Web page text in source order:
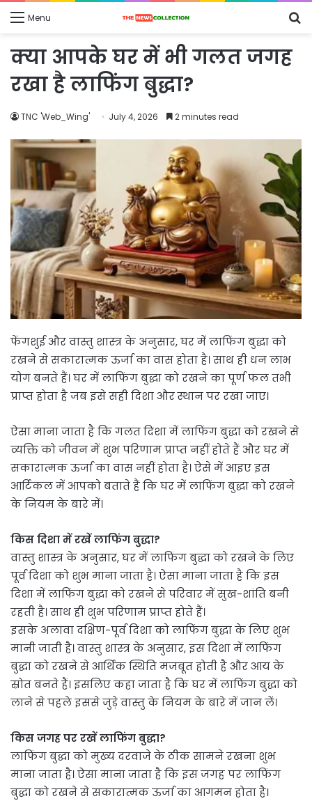
Menu
क्या आपके घर में भी गलत जगह
रखा है लाफिंग बुद्धा?
TNC 'Web_Wing' July 4, 2026 2 minutes read
फेंगशुई और वास्तु शास्त्र के अनुसार, घर में लाफिंग बुद्धा को
रखने से सकारात्मक ऊर्जा का वास होता है। साथ ही धन लाभ
योग बनते हैं। घर में लाफिंग बुद्धा को रखने का पूर्ण फल तभी
प्राप्त होता है जब इसे सही दिशा और स्थान पर रखा जाए।
ऐसा माना जाता है कि गलत दिशा में लाफिंग बुद्धा को रखने से
व्यक्ति को जीवन में शुभ परिणाम प्राप्त नहीं होते हैं और घर में
सकारात्मक ऊर्जा का वास नहीं होता है। ऐसे में आइए इस
आर्टिकल में आपको बताते हैं कि घर में लाफिंग बुद्धा को रखने
के नियम के बारे में।
किस दिशा में रखें लाफिंग बुद्धा?
वास्तु शास्त्र के अनुसार, घर में लाफिंग बुद्धा को रखने के लिए
पूर्व दिशा को शुभ माना जाता है। ऐसा माना जाता है कि इस
दिशा में लाफिंग बुद्धा को रखने से परिवार में सुख-शांति बनी
रहती है। साथ ही शुभ परिणाम प्राप्त होते हैं।
इसके अलावा दक्षिण-पूर्व दिशा को लाफिंग बुद्धा के लिए शुभ
मानी जाती है। वास्तु शास्त्र के अनुसार, इस दिशा में लाफिंग
बुद्धा को रखने से आर्थिक स्थिति मजबूत होती है और आय के
स्रोत बनते हैं। इसलिए कहा जाता है कि घर में लाफिंग बुद्धा को
लाने से पहले इससे जुड़े वास्तु के नियम के बारे में जान लें।
किस जगह पर रखें लाफिंग बुद्धा?
लाफिंग बुद्धा को मुख्य दरवाजे के ठीक सामने रखना शुभ
माना जाता है। ऐसा माना जाता है कि इस जगह पर लाफिंग
बुद्धा को रखने से सकारात्मक ऊर्जा का आगमन होता है।